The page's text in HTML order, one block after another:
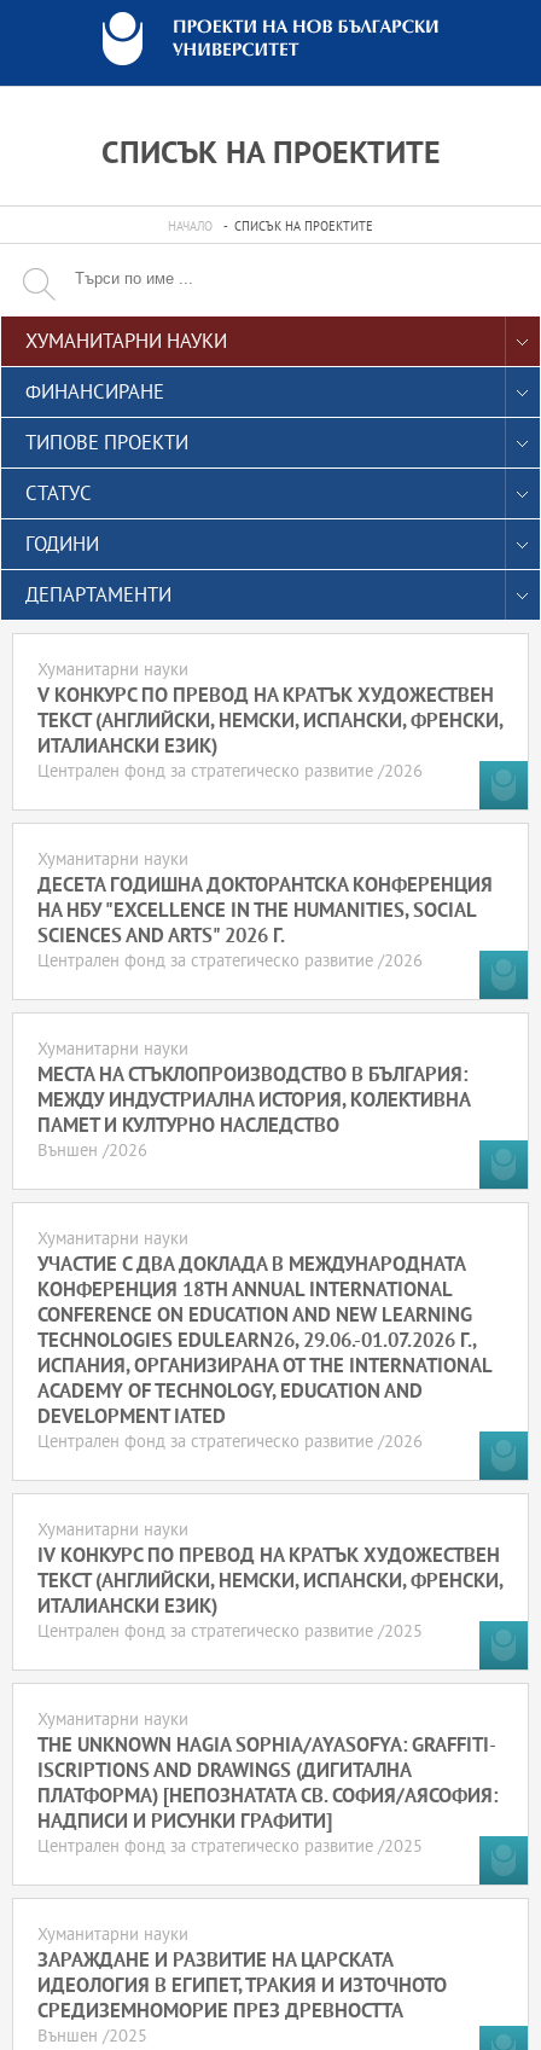
СПИСЪК НА ПРОЕКТИТЕ
НАЧАЛО СПИСЪК НА ПРОЕКТИТЕ

ХУМАНИТАРНИ НАУКИ
ФИНАНСИРАНЕ
TИПОВЕ ПРОЕКТИ
СТАТУС
ГОДИНИ
ДЕПАРТАМЕНТИ
Хуманитарни науки
V КОНКУРС ПО ПРЕВОД НА КРАТЪК ХУДОЖЕСТВЕН
ТЕКСТ (АНГЛИЙСКИ, НЕМСКИ, ИСПАНСКИ, ФРЕНСКИ,
ИТАЛИАНСКИ ЕЗИК)
Централен фонд за стратегическо развитие /2026
Хуманитарни науки
ДЕСЕТА ГОДИШНА ДОКТОРАНТСКА КОНФЕРЕНЦИЯ
НА НБУ "EXCELLENCE IN THE HUMANITIES, SOCIAL
SCIENCES AND ARTS" 2026 Г.
Централен фонд за стратегическо развитие /2026
Хуманитарни науки
МЕСТА НА СТЪКЛОПРОИЗВОДСТВО В БЪЛГАРИЯ:
МЕЖДУ ИНДУСТРИАЛНА ИСТОРИЯ, КОЛЕКТИВНА
ПАМЕТ И КУЛТУРНО НАСЛЕДСТВО
Външен /2026
Хуманитарни науки
УЧАСТИЕ С ДВА ДОКЛАДА В МЕЖДУНАРОДНАТА
КОНФЕРЕНЦИЯ 18TH ANNUAL INTERNATIONAL
CONFERENCE ON EDUCATION AND NEW LEARNING
TECHNOLOGIES EDULEARN26, 29.06.-01.07.2026 Г.,
ИСПАНИЯ, ОРГАНИЗИРАНА ОТ THE INTERNATIONAL
ACADEMY OF TECHNOLOGY, EDUCATION AND
DEVELOPMENT IATED
Централен фонд за стратегическо развитие /2026
Хуманитарни науки
IV КОНКУРС ПО ПРЕВОД НА КРАТЪК ХУДОЖЕСТВЕН
ТЕКСТ (АНГЛИЙСКИ, НЕМСКИ, ИСПАНСКИ, ФРЕНСКИ,
ИТАЛИАНСКИ ЕЗИК)
Централен фонд за стратегическо развитие /2025
Хуманитарни науки
THE UNKNOWN HAGIA SOPHIA/AYASOFYA: GRAFFITI-
ISCRIPTIONS AND DRAWINGS (ДИГИТАЛНА
ПЛАТФОРМА) [НЕПОЗНАТАТА СВ. СОФИЯ/АЯСОФИЯ:
НАДПИСИ И РИСУНКИ ГРАФИТИ]
Централен фонд за стратегическо развитие /2025
Хуманитарни науки
ЗАРАЖДАНЕ И РАЗВИТИЕ НА ЦАРСКАТА
ИДЕОЛОГИЯ В ЕГИПЕТ, ТРАКИЯ И ИЗТОЧНОТО
СРЕДИЗЕМНОМОРИЕ ПРЕЗ ДРЕВНОСТТА
Външен /2025